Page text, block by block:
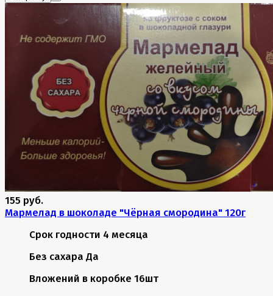
155 руб.
Мармелад в шоколаде "Чёрная смородина" 120г
Срок годности 4 месяца
Без сахара Да
Вложений в коробке 16шт